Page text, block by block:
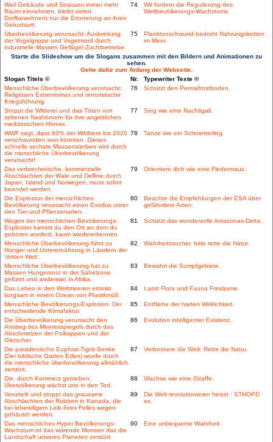
Weil Gebäude und Strassen immer mehr
Raum einnehmen, bleibt vielen
Dorfbewohnern nur die Erinnerung an ihren
Geburtsort.
74
Wir fordern die Regulierung des
Weltbevölkerungs-Wachstums.
Überbevölkerung verursacht: Ausbreitung
der Vogelgrippe und Vogelmord durch
industrielle Massen Geflügel Zuchtbetriebe.
75
Planktonschwund bedroht Nahrungsketten
im Meer.
Starte die Slideshow um die Slogans zusammen mit den Bildern und Animationen zu
sehen.
Gehe dafür zum Anfang der Webseite.
Slogan Titels ©
Nr.
Typewriter Texte ©
Menschliche Überbevölkerung verursacht:
Religiösen Extremismus und terroristische
Kriegsführung.
76 Schützt den Permafrostboden.
Stoppt die Wilderei und das Töten von
seltenen Nashörnern für ihre angeblichen
medizinischen Hörner.
77 Sing wie eine Nachtigall.
WWF sagt, dass 60% der Wildtiere bis 2020
verschwunden sein könnten. Dieses
schnelle sechste Massensterben wird durch
die menschliche Überbevölkerung
verursacht!
78 Tanze wie ein Schmetterling.
Das verbrecherische, kommerzielle
Abschlachten der Wale und Delfine durch
Japan, Island und Norwegen, muss sofort
beendet werden.
79 Orientiere dich wie eine Fledermaus.
Die Explosion der menschlichen
Bevölkerung verursacht einen Exodus unter
den Tier-und Pflanzenarten.
80
Beachte die Empfehlungen der ESA über
gefährdete Arten.
Wegen der menschlichen Bevölkerungs-
Explosion kannst du den Ort an dem du
geboren wurdest, kaum wiedererkennen.
81 Schützt das wundervolle Amazonas-Delta.
Menschliche Überbevölkerung führt zu
Hunger und Unterernährung in Ländern der
'dritten Welt'.
82 Wahrheitssucher, bitte rette die Natur.
Menschliche Überbevölkerung hat zu
Massen Hungersnot in der Sahelzone
geführt und anderswo in Afrika.
83 Bewahrt die Sumpfgebiete.
Das Leben in den Weltmeeren ertrinkt
langsam in einem Ozean von Plastikmüll.
84 Lasst Flora und Fauna Freiräume.
Menschliche Bevölkerungs-Explosion: Der
entscheidende Klimafaktor.
85 Entfliehe der harten Wirklichkeit.
Die Überbevölkerung verursacht den
Anstieg des Meeresspiegels durch das
Abschmelzen der Polkappen und der
Gletscher.
86 Evolution intelligenter Existenz.
Die paradiesische Euphrat-Tigris-Senke
(Der biblische Garten Eden) wurde durch
die menschliche überbevölkerung allmählich
zerstört.
87 Verbessere die Welt: Rette die Natur.
Die, durch Kommerz getrieben,
Übervölkerung wächst uns in den Tod.
88 Wachse wie eine Giraffe.
Verurteilt und stoppt das grausame
Abschlachten der Robben in Kanada, die
bei lebendigem Leib ihres Felles wegen
gehäutet werden.
89
Die Welt revolutionieren heisst : STHOPD
es.
Das menschliches Hyper Bevölkerungs-
Wachstum ist das wütende Monster das die
Landschaft unseres Planeten zerstört.
90 Eine unbequeme Wahrheit.